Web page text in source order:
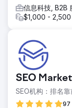
信息科技, B2B
$1,000 - 2,500
SEO
SEO机构：排名
97